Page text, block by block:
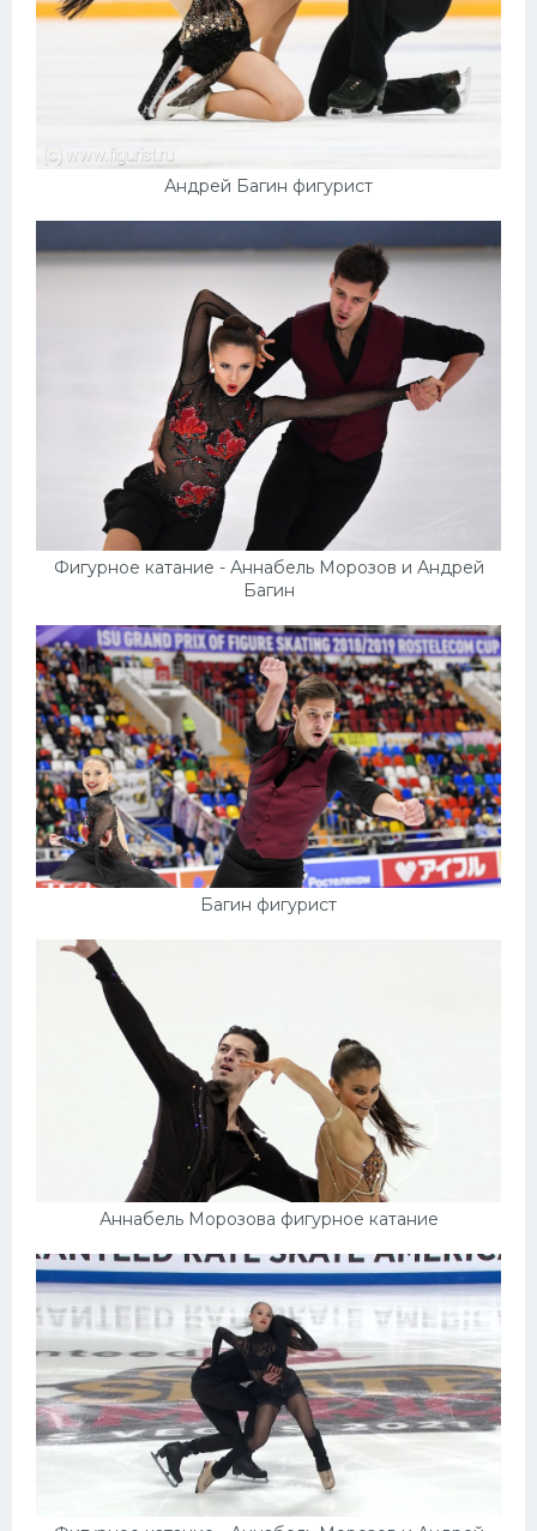
Андрей Багин фигурист
Фигурное катание - Аннабель Морозов и Андрей
Багин
Багин фигурист
Аннабель Морозова фигурное катание